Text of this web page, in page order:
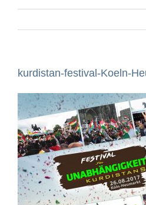
kurdistan-festival-Koeln-